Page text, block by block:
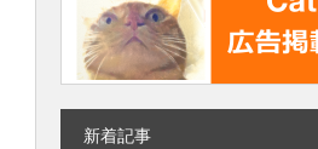
新着記事